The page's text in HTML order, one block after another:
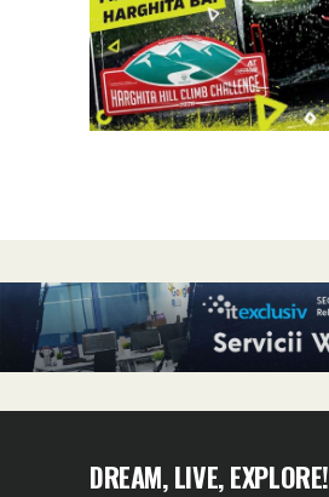
DREAM, LIVE, EXPLORE!